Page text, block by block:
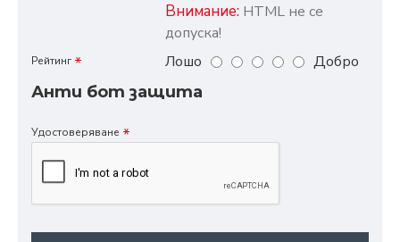
Внимание: HTML не се
допуска!
Рейтинг Лошо
Добро
Анти бот защита
Удостоверяване